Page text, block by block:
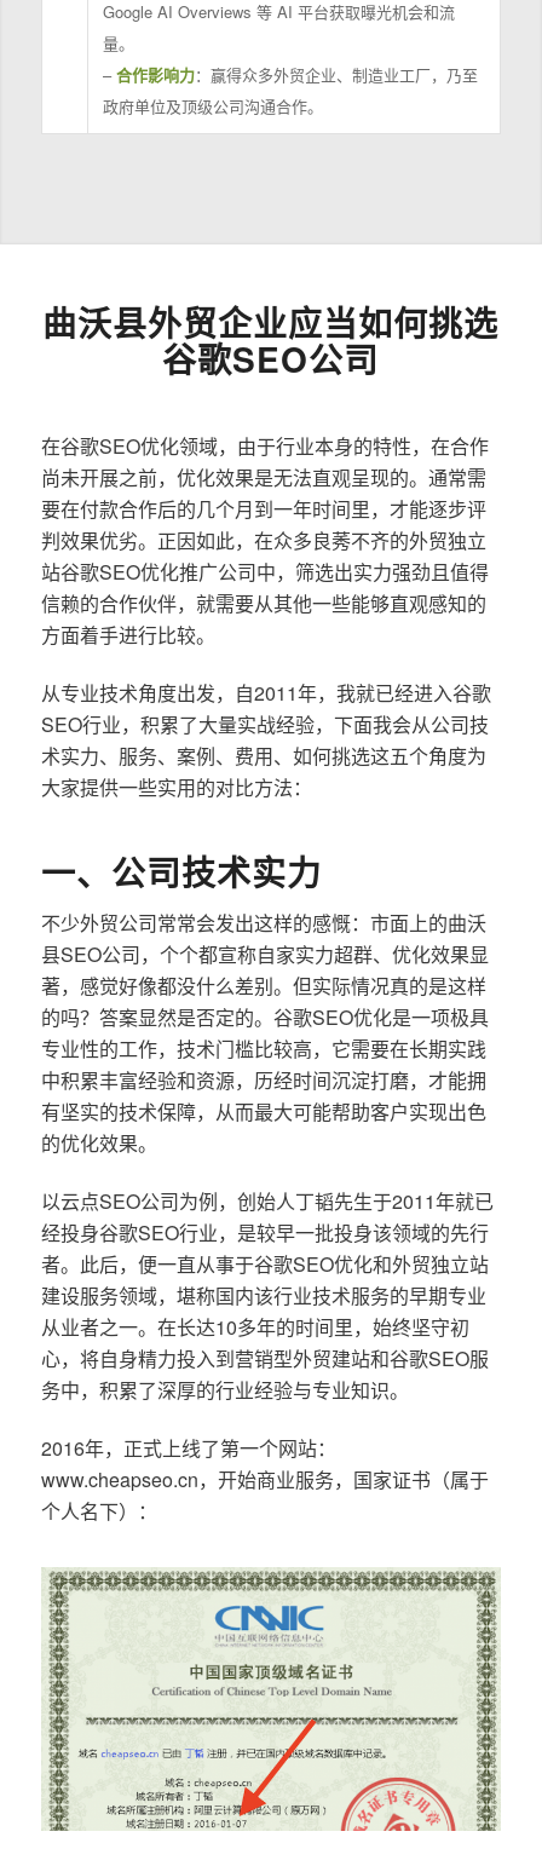
Google AI Overviews 等 AI 平台获取曝光机会和流
量。
–合作影响力：赢得众多外贸企业、制造业工厂，乃至
政府单位及顶级公司沟通合作。
曲沃县外贸企业应当如何挑选
谷歌SEO公司
在谷歌SEO优化领域，由于行业本身的特性，在合作
尚未开展之前，优化效果是无法直观呈现的。通常需
要在付款合作后的几个月到一年时间里，才能逐步评
判效果优劣。正因如此，在众多良莠不齐的外贸独立
站谷歌SEO优化推广公司中，筛选出实力强劲且值得
信赖的合作伙伴，就需要从其他一些能够直观感知的
方面着手进行比较。
从专业技术角度出发，自2011年，我就已经进入谷歌
SEO行业，积累了大量实战经验，下面我会从公司技
术实力、服务、案例、费用、如何挑选这五个角度为
大家提供一些实用的对比方法：
一、公司技术实力
不少外贸公司常常会发出这样的感慨：市面上的曲沃
县SEO公司，个个都宣称自家实力超群、优化效果显
著，感觉好像都没什么差别。但实际情况真的是这样
的吗？答案显然是否定的。谷歌SEO优化是一项极具
专业性的工作，技术门槛比较高，它需要在长期实践
中积累丰富经验和资源，历经时间沉淀打磨，才能拥
有坚实的技术保障，从而最大可能帮助客户实现出色
的优化效果。
以云点SEO公司为例，创始人丁韬先生于2011年就已
经投身谷歌SEO行业，是较早一批投身该领域的先行
者。此后，便一直从事于谷歌SEO优化和外贸独立站
建设服务领域，堪称国内该行业技术服务的早期专业
从业者之一。在长达10多年的时间里，始终坚守初
心，将自身精力投入到营销型外贸建站和谷歌SEO服
务中，积累了深厚的行业经验与专业知识。
2016年，正式上线了第一个网站：
www.cheapseo.cn，开始商业服务，国家证书（属于
个人名下）：